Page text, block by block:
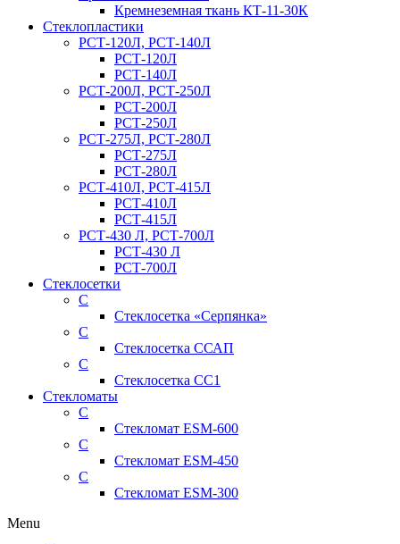
Кремнеземная ткань КТ-11-30К
Стеклопластики
РСТ-120Л, РСТ-140Л
РСТ-120Л
РСТ-140Л
РСТ-200Л, РСТ-250Л
РСТ-200Л
РСТ-250Л
РСТ-275Л, РСТ-280Л
РСТ-275Л
РСТ-280Л
РСТ-410Л, РСТ-415Л
РСТ-410Л
РСТ-415Л
РСТ-430 Л, РСТ-700Л
РСТ-430 Л
РСТ-700Л
Стеклосетки
С
Стеклосетка «Серпянка»
С
Стеклосетка ССАП
С
Стеклосетка СС1
Стекломаты
С
Стекломат ESM-600
С
Стекломат ESM-450
С
Стекломат ESM-300
Menu